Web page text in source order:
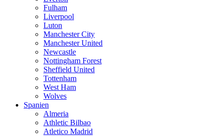
Fulham
Liverpool
Luton
Manchester City
Manchester United
Newcastle
Nottingham Forest
Sheffield United
Tottenham
West Ham
Wolves
Spanien
Almeria
Athletic Bilbao
Atletico Madrid